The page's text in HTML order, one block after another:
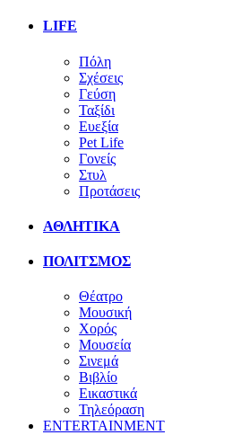
LIFE
Πόλη
Σχέσεις
Γεύση
Ταξίδι
Ευεξία
Pet Life
Γονείς
Στυλ
Προτάσεις
ΑΘΛΗΤΙΚΑ
ΠΟΛΙΤΣΜΟΣ
Θέατρο
Μουσική
Χορός
Μουσεία
Σινεμά
Βιβλίο
Εικαστικά
Τηλεόραση
ENTERTAINMENT